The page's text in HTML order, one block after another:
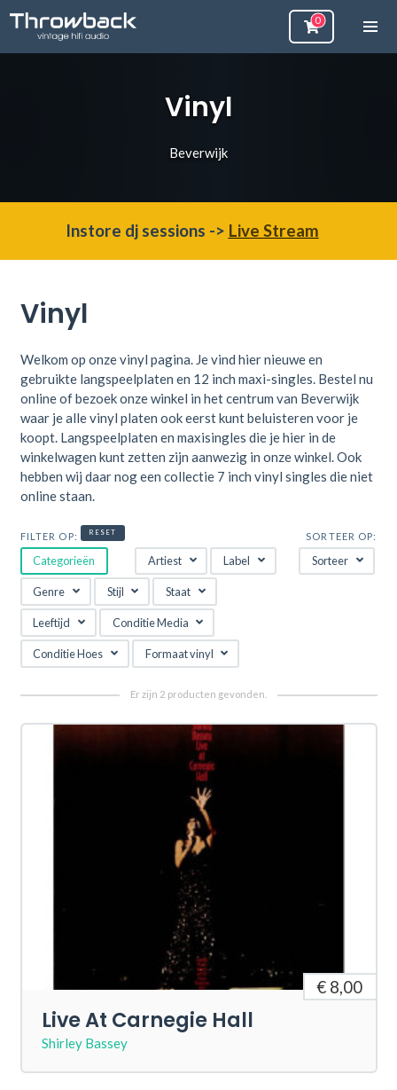
Vinyl
Beverwijk
Instore dj sessions -> Live Stream
Vinyl
Welkom op onze vinyl pagina. Je vind hiernieuwe en
gebruikte langspeelplaten en 12 inch maxi-singles. Bestel nu
online of bezoek onze winkel in het centrum van Beverwijk
waar je alle vinyl platen ook eerst kunt beluisteren voor je
koopt. Langspeelplaten en maxisingles die je hier in de
winkelwagen kunt zetten zijn aanwezig in onze winkel. Ook
hebben wij daar nog een collectie 7 inch vinyl singles die niet
online staan.
FILTER OP: RESET
Categorieën Artiest Label
Genre Stijl Staat
Leeftijd Conditie Media
Conditie Hoes Formaat vinyl
SORTEER OP:
Sorteer
€ 8,00
Live At Carnegie Hall
Shirley Bassey